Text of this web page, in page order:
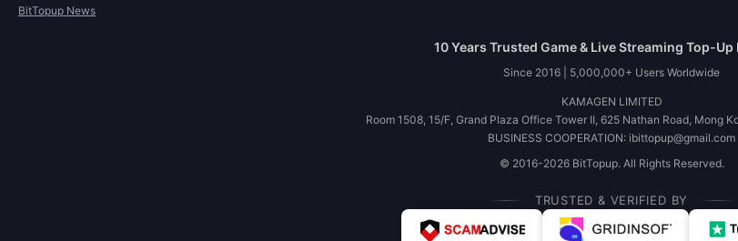
BitTopup News
10 Years Trusted Game & Live Streaming Top-
Since 2016 | 5,000,000+ Users Worldwide
KAMAGEN LIMITED
Room 1508, 15/F, Grand Plaza Office Tower II, 625 Nathan Road, Mong
BUSINESS COOPERATION: ibittopup@gmail.com
© 2016-2026 BitTopup. All Rights Reserved.
TRUSTED & VERIFIED BY